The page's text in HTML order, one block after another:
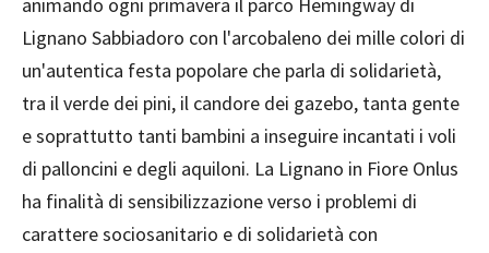
Lignano Sabbiadoro con l'arcobaleno dei mille colori di
un'autentica festa popolare che parla di solidarietà,
tra il verde dei pini, il candore dei gazebo, tanta gente
e soprattutto tanti bambini a inseguire incantati i voli
di palloncini e degli aquiloni. La Lignano in Fiore Onlus
ha finalità di sensibilizzazione verso i problemi di
carattere sociosanitario e di solidarietà con